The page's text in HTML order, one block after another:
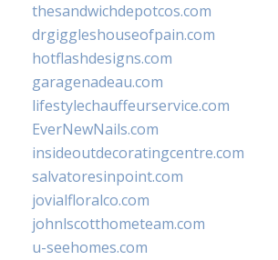
thesandwichdepotcos.com
drgiggleshouseofpain.com
hotflashdesigns.com
garagenadeau.com
lifestylechauffeurservice.com
EverNewNails.com
insideoutdecoratingcentre.com
salvatoresinpoint.com
jovialfloralco.com
johnlscotthometeam.com
u-seehomes.com